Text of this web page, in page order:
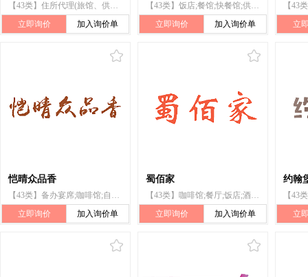
【43类】住所代理(旅馆、供膳寄宿处);咖啡馆;自助餐厅;饭店;餐馆;酒吧服务;烹饪设备出租;流动饮食供应;茶馆
立即询价
加入询价单
【43类】饭店;餐馆;快餐馆;供应乌冬面和荞麦面的餐馆;活动房屋出租;餐馆预订;小酒馆服务;拉面馆
立即询价
加入询价单 立
恺晴众品香
【43类】备办宴席;咖啡馆;自助餐厅;餐厅;寄宿处;饭店;餐馆;旅馆预订;自助餐馆;快餐馆
立即询价
加入询价单
蜀佰家
【43类】咖啡馆;餐厅;饭店;酒吧服务;旅馆;茶馆;提供野营场地设施;养老院;托儿所服务;动物寄养
立即询价
加入询价单
约翰
立